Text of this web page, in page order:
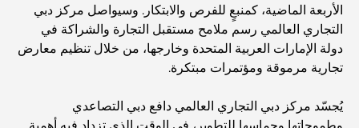
أنشطة يمكنك القيام بها في مركز دبي المالي العالمي:
استكشف أكثر مناطق دبي حيوية
للإنفاق الذكي
الأربعة الماضية، كمنبعٍ للفرص والابتكار. وسيواصل مركز دبي
التجاري العالمي رسم ملامح مستقبل التجارة والشراكة في
دولة الإمارات العربية المتحدة وخارجها، من خلال تنظيم معارض
تجارية مرموقة ومؤتمرات مبتكرة.
يُجسّد مركز دبي التجاري العالمي دافع دبي التصاعدي